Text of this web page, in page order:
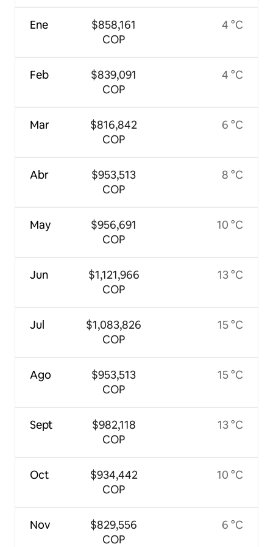
Ene
Feb
Mar
Abr
May
Jun
Jul
Ago
Sept
Oct
Nov
$858,161
COP
$839,091
COP
$816,842
COP
$953,513
COP
$956,691
COP
$1,121,966
COP
$1,083,826
COP
$953,513
COP
$982,118
COP
$934,442
COP
$829,556
COP
4 °C
4 °C
6 °C
8 °C
10 °C
13 °C
15 °C
15 °C
13 °C
10 °C
6 °C